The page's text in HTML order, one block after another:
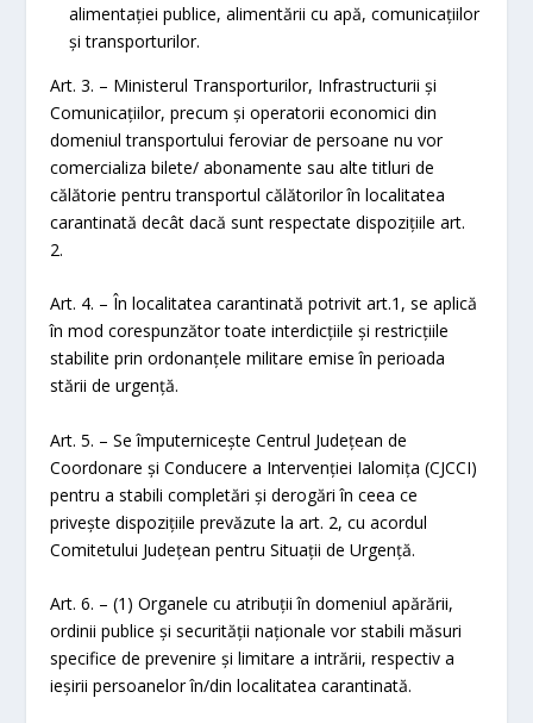
alimentaţiei publice, alimentării cu apă, comunicațiilor
şi transporturilor.
Art. 3. – Ministerul Transporturilor, Infrastructurii şi
Comunicaţiilor, precum şi operatorii economici din
domeniul transportului feroviar de persoane nu vor
comercializa bilete/ abonamente sau alte titluri de
călătorie pentru transportul călătorilor în localitatea
carantinată decât dacă sunt respectate dispozițiile art.
2.
Art. 4. – În localitatea carantinată potrivit art.1, se aplică
în mod corespunzător toate interdicțiile și restricțiile
stabilite prin ordonanțele militare emise în perioada
stării de urgență.
Art. 5. – Se împuternicește Centrul Județean de
Coordonare şi Conducere a Intervenției Ialomița (CJCCI)
pentru a stabili completări şi derogări în ceea ce
privește dispozițiile prevăzute la art. 2, cu acordul
Comitetului Județean pentru Situații de Urgență.
Art. 6. – (1) Organele cu atribuții în domeniul apărării,
ordinii publice şi securității naționale vor stabili măsuri
specifice de prevenire şi limitare a intrării, respectiv a
ieșirii persoanelor în/din localitatea carantinată.